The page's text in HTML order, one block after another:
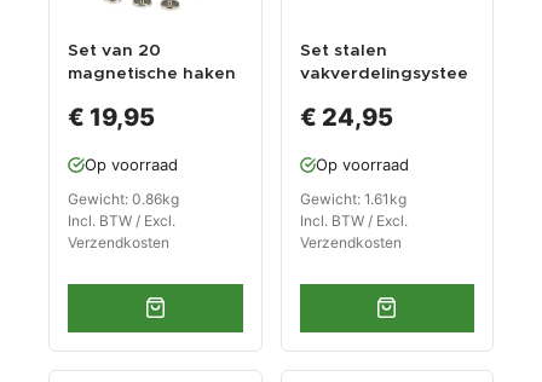
Set van 20
magnetische haken
€ 19,95
Op voorraad
Gewicht: 0.86kg
Incl. BTW / Excl.
Verzendkosten
Set stalen
vakverdelingsystee
€ 24,95
Op voorraad
Gewicht: 1.61kg
Incl. BTW / Excl.
Verzendkosten